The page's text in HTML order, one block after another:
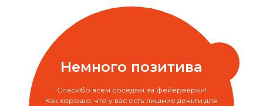
Немного позитива
Спасибо всем соседям за фейерверки!
Как хорошо, что у вас есть лишние деньги для